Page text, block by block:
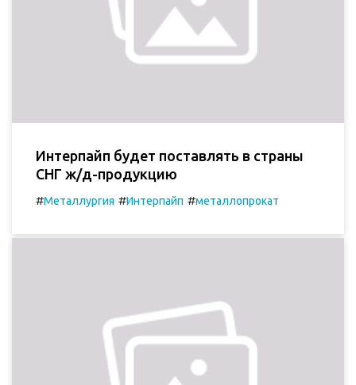
Интерпайп будет поставлять в страны
СНГ ж/д-продукцию
#Металлургия #Интерпайп #металлопрокат